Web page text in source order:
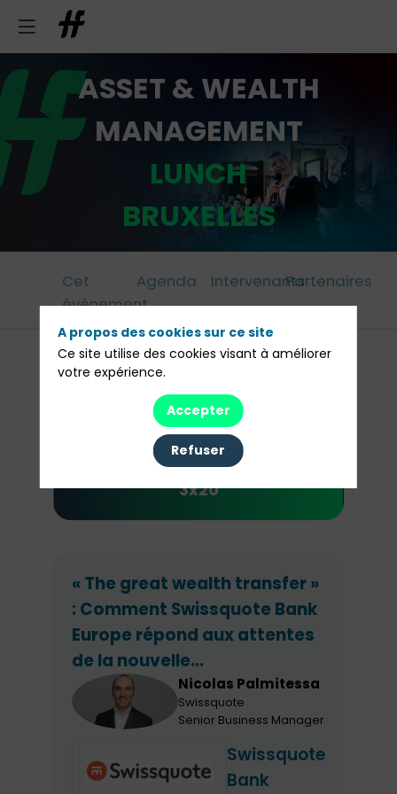
ASSET & WEALTH
MANAGEMENT
LUNCH
BRUXELLES
Cet
évènement
Agenda IntervenantsPartenaires
12h00 : Cocktail de bienvenue
12h30 : Lunch & presentations
3x20
« The great wealth transfer »
: Comment Swissquote Bank
Europe répond aux attentes
de la nouvelle...
NP
Nicolas Palmitessa
Swissquote
Senior Business Manager
Swissquote
Bank
A propos des cookies sur ce site
Ce site utilise des cookies visant à améliorer
votre expérience.
Accepter
Refuser